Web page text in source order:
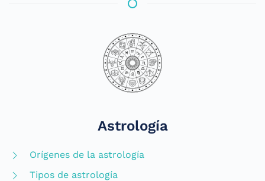
Astrología
Orígenes de la astrología
Tipos de astrología